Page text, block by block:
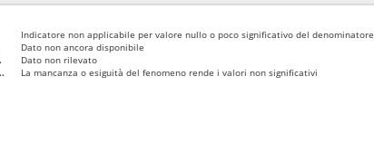
Indicatore non applicabile per valore nullo o poco significativo del denominatore
Dato non ancora disponibile
Dato non rilevato
La mancanza o esiguità del fenomeno rende i valori non significativi